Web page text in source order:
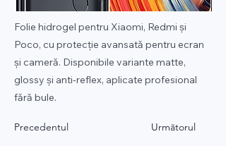
Folie hidrogel pentru Xiaomi, Redmi și
Poco, cu protecție avansată pentru ecran
și cameră. Disponibile variante matte,
glossy și anti-reflex, aplicate profesional
fără bule.
Precedentul Următorul